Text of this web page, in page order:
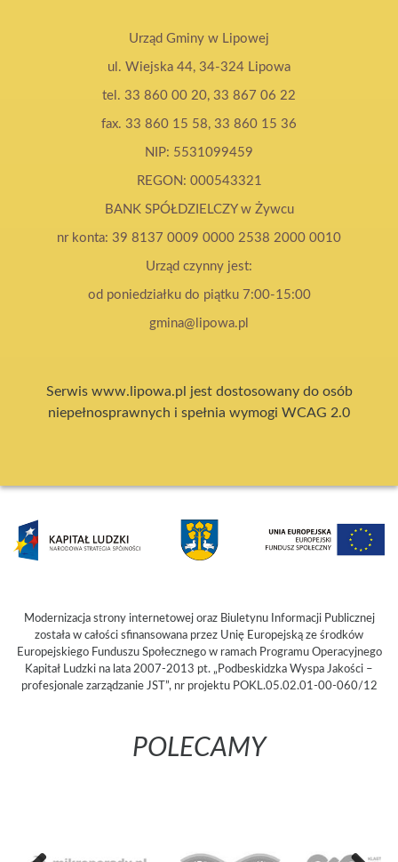
Urząd Gminy w Lipowej
ul. Wiejska 44, 34-324 Lipowa
tel. 33 860 00 20, 33 867 06 22
fax. 33 860 15 58, 33 860 15 36
NIP: 5531099459
REGON: 000543321
BANK SPÓŁDZIELCZY w Żywcu
nr konta: 39 8137 0009 0000 2538 2000 0010
Urząd czynny jest:
od poniedziałku do piątku 7:00-15:00
gmina@lipowa.pl
Serwis www.lipowa.pl jest dostosowany do osób
niepełnosprawnych i spełnia wymogi WCAG 2.0
Modernizacja strony internetowej oraz Biuletynu Informacji Publicznej
została w całości sfinansowana przez Unię Europejską ze środków
Europejskiego Funduszu Społecznego w ramach Programu Operacyjnego
Kapitał Ludzki na lata 2007-2013 pt. „Podbeskidzka Wyspa Jakości –
profesjonale zarządzanie JST”, nr projektu POKL.05.02.01-00-060/12
POLECAMY